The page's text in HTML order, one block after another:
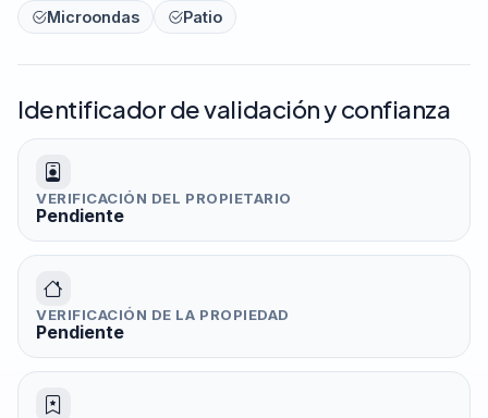
Microondas
Patio
Identificador de validación y confianza
VERIFICACIÓN DEL PROPIETARIO
Pendiente
VERIFICACIÓN DE LA PROPIEDAD
Pendiente